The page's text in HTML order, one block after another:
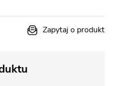
Zapytaj o produkt